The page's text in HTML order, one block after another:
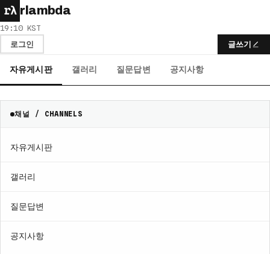
rλ rlambda
19:10 KST
로그인
글쓰기
자유게시판 갤러리 질문답변 공지사항
채널 / CHANNELS
자유게시판
갤러리
질문답변
공지사항